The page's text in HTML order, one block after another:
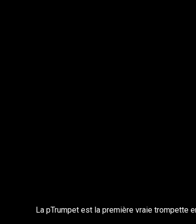
La pTrumpet est la première vraie trompette